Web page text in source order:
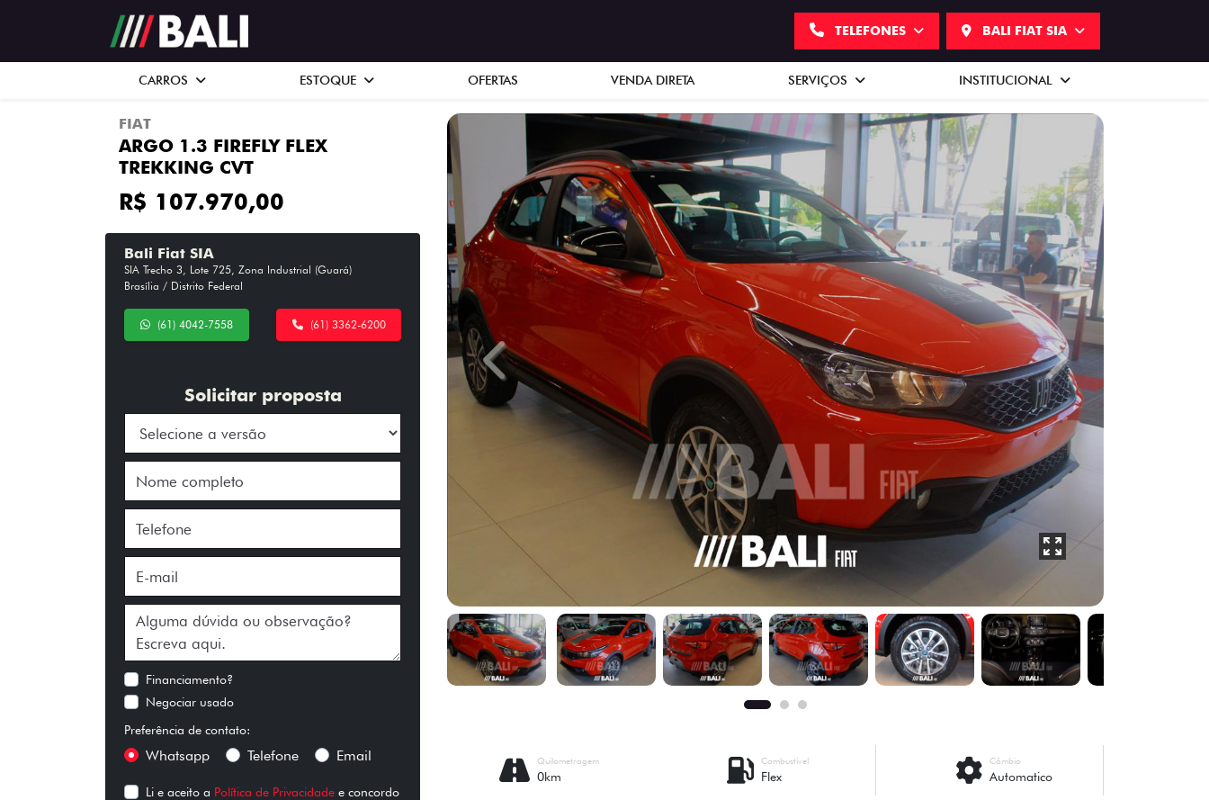
TELEFONES BALI FIAT SIA
CARROS ESTOQUE OFERTAS VENDA DIRETA SERVIÇOS INSTITUCIONAL
FIAT
ARGO 1.3 FIREFLY FLEX
TREKKING CVT
R$ 107.970,00
Bali Fiat SIA
SIA Trecho 3, Lote 725, Zona Industrial (Guará)
Brasília / Distrito Federal
(61) 3362-6200
(61) 4042-7558
Solicitar proposta
Financiamento?
Negociar usado
Preferência de contato:
Whatsapp Telefone Email
Li e aceito a Política de Privacidade e concordo
Previous Next
Câmbio
Automatico
Combustível
Flex
Quilometragem
0km